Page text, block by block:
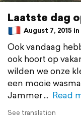
Laatste dag
August 7, 2015 in
Ook vandaag
ook hoort op
wilden we onze
een mooie
Jammer
Read
See translation